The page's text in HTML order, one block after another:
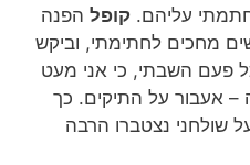
עליהם. קופל הפנה
מחכים לחתימתי, וביקש
פעם השבתי, כי אני מעט
– אעבור על התיקים. כך
שולחני נצטברו הרבה